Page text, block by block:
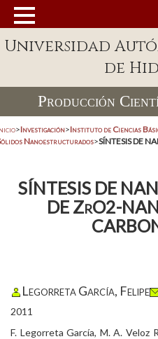
Universidad
de
Producción
>Investigación>Instituto de Ciencias
Nanoestructurados>SÍNTESIS DE
SÍNTESIS DE
DE ZrO2-
Legorreta García, Felipe
2011
F. Legorreta García, M. A. Veloz